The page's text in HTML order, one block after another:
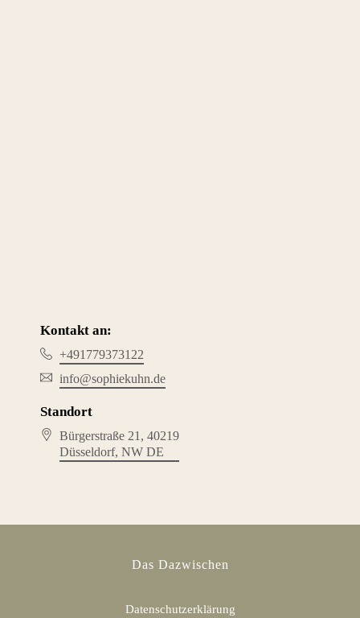
Kontakt an:
+491779373122
info@sophiekuhn.de
Standort
Bürgerstraße 21, 40219
Düsseldorf, NW DE
Das Dazwischen
Datenschutzerklärung